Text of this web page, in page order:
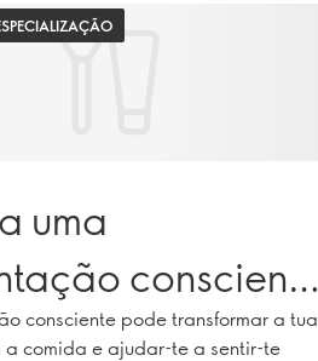
uma
consciente
versão mais
consciente pode transformar a tua
a comida e ajudar-te a sentir-te